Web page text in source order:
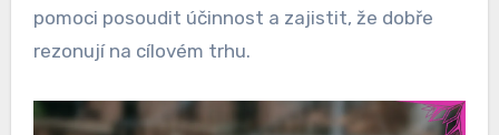
pomoci posoudit účinnost a zajistit, že dobře
rezonují na cílovém trhu.